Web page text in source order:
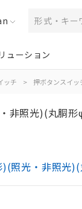
ューション
ッチ > 押ボタンスイッ
非照光)(丸胴
照光・非照光